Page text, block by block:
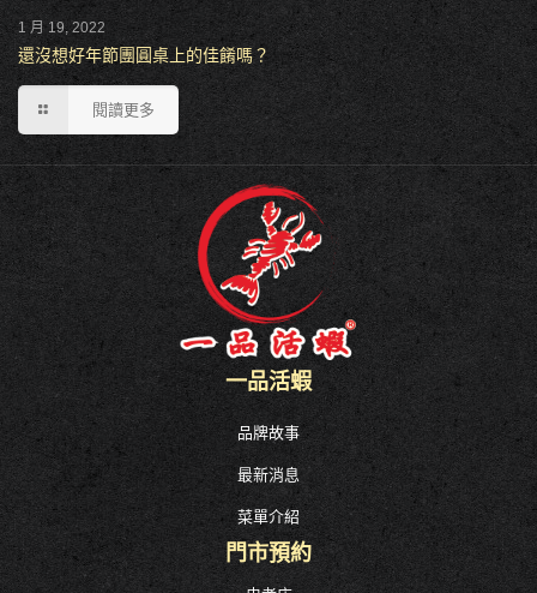
1 月 19, 2022
還沒想好年節團圓桌上的佳餚嗎？
閱讀更多
一品活蝦
品牌故事
最新消息
菜單介紹
門市預約